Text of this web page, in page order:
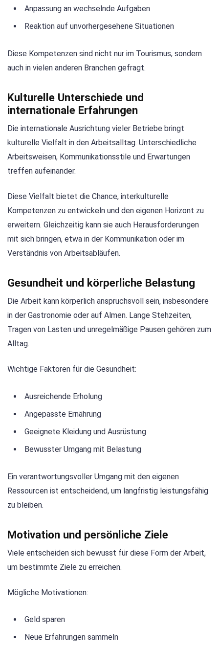
Anpassung an wechselnde Aufgaben
Reaktion auf unvorhergesehene Situationen
Diese Kompetenzen sind nicht nur im Tourismus, sondern
auch in vielen anderen Branchen gefragt.
Kulturelle Unterschiede und
internationale Erfahrungen
Die internationale Ausrichtung vieler Betriebe bringt
kulturelle Vielfalt in den Arbeitsalltag. Unterschiedliche
Arbeitsweisen, Kommunikationsstile und Erwartungen
treffen aufeinander.
Diese Vielfalt bietet die Chance, interkulturelle
Kompetenzen zu entwickeln und den eigenen Horizont zu
erweitern. Gleichzeitig kann sie auch Herausforderungen
mit sich bringen, etwa in der Kommunikation oder im
Verständnis von Arbeitsabläufen.
Gesundheit und körperliche Belastung
Die Arbeit kann körperlich anspruchsvoll sein, insbesondere
in der Gastronomie oder auf Almen. Lange Stehzeiten,
Tragen von Lasten und unregelmäßige Pausen gehören zum
Alltag.
Wichtige Faktoren für die Gesundheit:
Ausreichende Erholung
Angepasste Ernährung
Geeignete Kleidung und Ausrüstung
Bewusster Umgang mit Belastung
Ein verantwortungsvoller Umgang mit den eigenen
Ressourcen ist entscheidend, um langfristig leistungsfähig
zu bleiben.
Motivation und persönliche Ziele
Viele entscheiden sich bewusst für diese Form der Arbeit,
um bestimmte Ziele zu erreichen.
Mögliche Motivationen:
Geld sparen
Neue Erfahrungen sammeln